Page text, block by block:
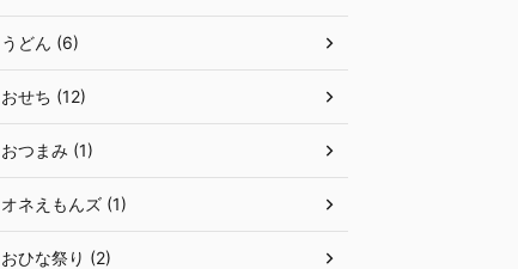
うどん (6)
おせち (12)
おつまみ (1)
オネえもんズ (1)
おひな祭り (2)